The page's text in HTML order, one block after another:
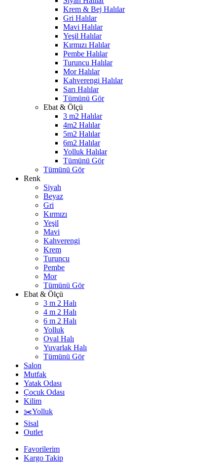
Krem & Bej Halılar
Gri Halılar
Mavi Halılar
Yeşil Halılar
Kırmızı Halılar
Pembe Halılar
Turuncu Halılar
Mor Halılar
Kahverengi Halılar
Sarı Halılar
Tümünü Gör
Ebat & Ölçü
3 m2 Halılar
4m2 Halılar
5m2 Halılar
6m2 Halılar
Yolluk Halılar
Tümünü Gör
Tümünü Gör
Renk
Siyah
Beyaz
Gri
Kırmızı
Yeşil
Mavi
Kahverengi
Krem
Turuncu
Pembe
Mor
Tümünü Gör
Ebat & Ölçü
3 m 2 Halı
4 m 2 Halı
6 m 2 Halı
Yolluk
Oval Halı
Yuvarlak Halı
Tümünü Gör
Salon
Mutfak
Yatak Odası
Çocuk Odası
Kilim
✂️Yolluk
Sisal
Outlet
Favorilerim
Kargo Takip